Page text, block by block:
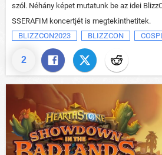
2
szól. Néhány képet mutatunk be az idei
SSERAFIM koncertjét is megtekinthetitek.
BLIZZCON2023
BLIZZCON